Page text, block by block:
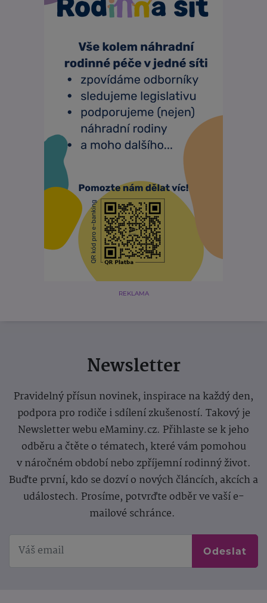
REKLAMA
Newsletter
Pravidelný přísun novinek, inspirace na každý den,
podpora pro rodiče i sdílení zkušeností. Takový je
Newsletter webu eMaminy.cz. Přihlaste se k jeho
odběru a čtěte o tématech, které vám pomohou
v náročném období nebo zpříjemní rodinný život.
Buďte první, kdo se dozví o nových článcích, akcích a
událostech. Prosíme, potvrďte odběr ve vaší e-
mailové schránce.
Odeslat